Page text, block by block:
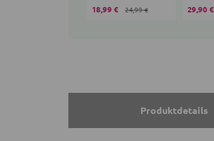
18,99 € 24,99 € 29,90 €
Produktdetails